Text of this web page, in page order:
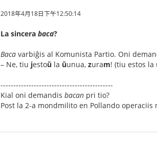
2018年4月18日下午12:50:14
La sincera baca?
Baca varbiĝis al Komunista Partio. Oni
– Ne, tiu jestoŭ la ŭunua, zuram! (tiu estos
--------------------------------------------
Kial oni demandis bacan pri tio?
Post la 2-a mondmilito en Pollando